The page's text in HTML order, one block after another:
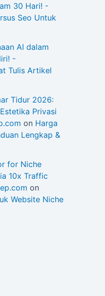
30 Hari! -
Seo Untuk
AI dalam
-
Tulis Artikel
Tidur 2026:
Privasi
on Harga
Lengkap &
for Niche
10x Traffic
on
Website Niche